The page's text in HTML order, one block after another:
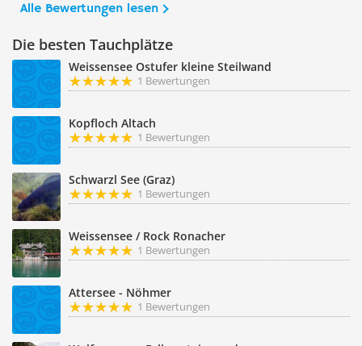
Alle Bewertungen lesen
Die besten Tauchplätze
Weissensee Ostufer kleine Steilwand
1 Bewertungen
Kopfloch Altach
1 Bewertungen
Schwarzl See (Graz)
1 Bewertungen
Weissensee / Rock Ronacher
1 Bewertungen
Attersee - Nöhmer
1 Bewertungen